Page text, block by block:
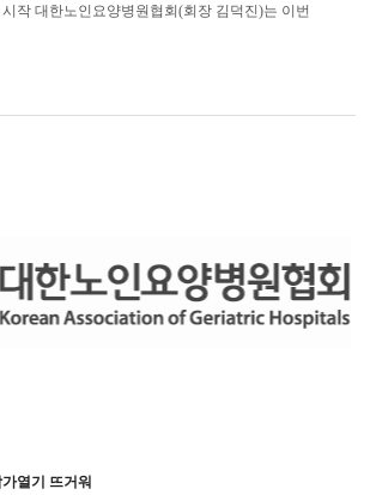
작 대한노인요양병원협회(회장 김덕진)는 이번
행에 따라 지난 21일 부산을 시작으로 ...
열기 뜨거워